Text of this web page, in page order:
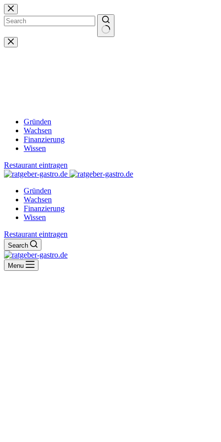
Zum
Inhalt
springen
Keine
Ergebnisse
Gründen
Wachsen
Finanzierung
Wissen
Restaurant eintragen
Gründen
Wachsen
Finanzierung
Wissen
Restaurant eintragen
Search
Menu